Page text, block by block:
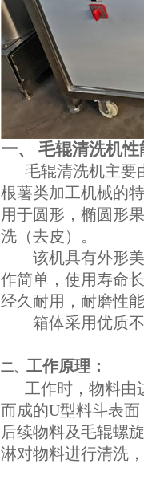
一、 毛辊清洗机性
毛辊清洗机主要
根薯类加工机械的
用于圆形，椭圆形
洗（去皮）。
该机具有外形
作简单，使用寿命
经久耐用，耐磨性
箱体采用优质
二、 工作原理：
工作时，物料由
而成的U型料斗表
后续物料及毛辊螺
淋对物料进行清洗